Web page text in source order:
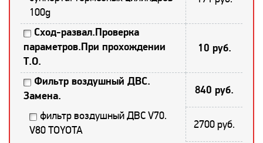
100g
Сход-развал.Проверка
параметров.При прохождении
Т.О.
10 руб.
Фильтр воздушный ДВС.
Замена.
840 руб.
фильтр воздушный ДВС V70.
V80 TOYOTA
2700 руб.